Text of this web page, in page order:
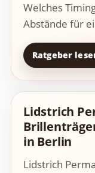
Welches
Abstände für
Ratgeber
Lidstrich
in Berlin
Lidstrich